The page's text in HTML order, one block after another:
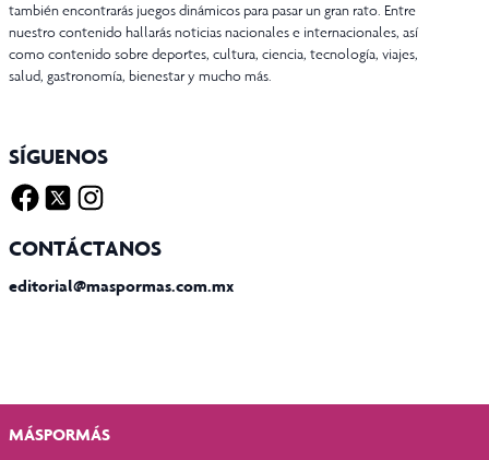
también encontrarás juegos dinámicos para pasar un gran rato. Entre
nuestro contenido hallarás noticias nacionales e internacionales, así
como contenido sobre deportes, cultura, ciencia, tecnología, viajes,
salud, gastronomía, bienestar y mucho más.
SÍGUENOS
CONTÁCTANOS
editorial@maspormas.com.mx
MÁSPORMÁS